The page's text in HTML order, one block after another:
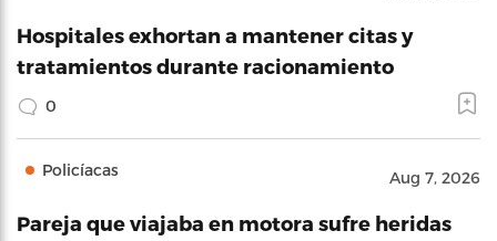
Hospitales exhortan a mantener citas y
tratamientos durante racionamiento
0
Policíacas Aug 7, 2026
Pareja que viajaba en motora sufre heridas